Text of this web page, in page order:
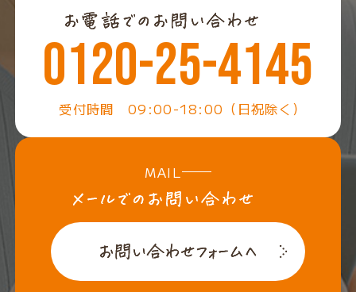
0120-25-4145
受付時間 09:00-18:00（日祝除く）
MAIL